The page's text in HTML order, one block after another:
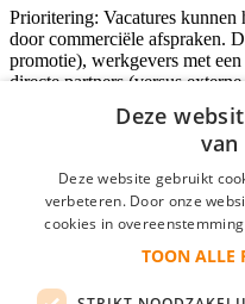
Prioritering: Vacatures kunnen
door commerciële afspraken.
promotie), werkgevers met
directe partners (versus
Inloggen als bedrijf
*
Deze
van
Deze website gebruikt
verbeteren. Door onze
cookies in
TOON ALLE